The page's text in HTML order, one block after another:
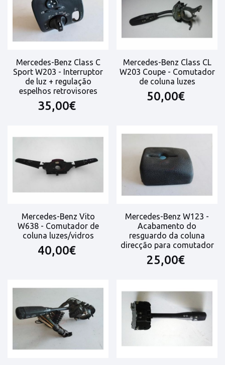
Mercedes-Benz Class C
Sport W203 - Interruptor
de luz + regulação
espelhos retrovisores
35,00€
Mercedes-Benz Class CL
W203 Coupe - Comutador
de coluna luzes
50,00€
Mercedes-Benz Vito
W638 - Comutador de
coluna luzes/vidros
40,00€
Mercedes-Benz W123 -
Acabamento do
resguardo da coluna
direcção para comutador
25,00€